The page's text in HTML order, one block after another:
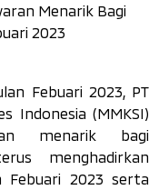
Menarik Bagi
2023
Febuari 2023, PT
Indonesia (MMKSI)
menarik bagi
menghadirkan
Febuari 2023 serta